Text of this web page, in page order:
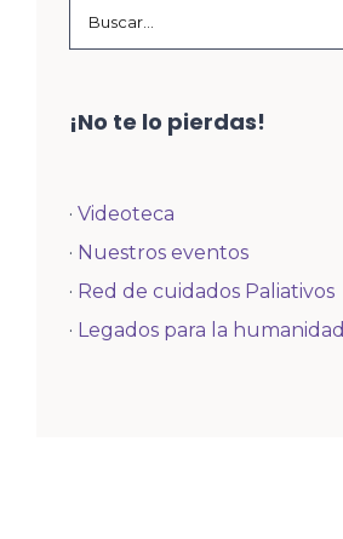
¡No te lo pierdas!
·Videoteca
· Nuestros eventos
· Red de cuidados Paliativos
· Legados para la humanidad